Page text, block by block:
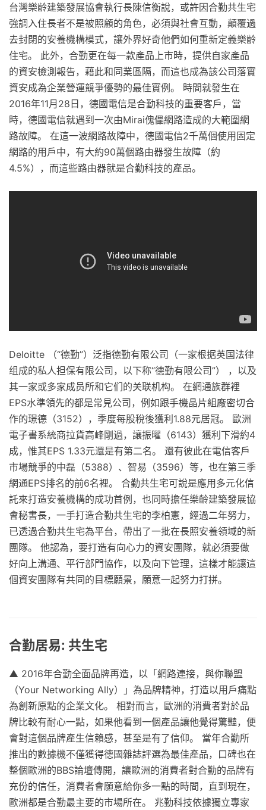
台灣樂齡建築發展協會執行長陳信衡說，或許因合勤共生宅
強調入住長者不是被照顧的角色，必須與社會互動，顛覆過
去封閉的安養機構模式，讓外界好奇他們如何重新定義樂齡
住宅。 此外，合勤更在每一款產品上市時，提供自家產品
的資安檢測報告，藉此和同業區隔，而這也成為該公司落實
資安成為企業營運競爭優勢的最佳實例。 時間就發生在
2016年11月28日，德國電信是合勤科技的重要客戶，當
時，德國電信就遇到一次由Mirai傀儡網路造成的大範圍網
路故障。 在這一波網路故障中，德國電信2千萬個使用固定
網路的用戶中，有大約90萬個路由器發生故障（約
4.5%），而這些路由器就是合勤科技的產品。
Deloitte （“德勤”）泛指德勤有限公司（一家根据英国法律
组成的私人担保有限公司，以下称“德勤有限公司”） ，以及
其一家或多家成员所和它们的关联机构。 在網通族群裡
EPS水準領先的都是常見公司，例如跟手機晶片組廠密切合
作的璟德（3152），季度每股稅後獲利1.88元居冠。 歐洲
電子書系統商拉貨高峰剛過，讓振曜（6143）獲利下滑約4
成，惟其EPS 1.33元還是有第二名。 還有彼此在電信客戶
市場競爭的中磊（5388）、智易（3596）等，也在第三季
網通EPS排名的前6名裡。 合勤共生宅可說是應用多元化信
託來打造安養機構的成功首例，也同時擔任樂齡建築發展協
會秘書長，一手打造合勤共生宅的李柏憲，經過二年努力，
已透過合勤共生宅為平台，帶出了一批在長照安養領域的新
團隊。 他認為，要打造有向心力的資安團隊，就必須要做
好向上溝通、平行部門協作，以及向下管理，這樣才能讓這
個資安團隊有共同的目標願景，願意一起努力打拼。
合勤居易: 共生宅
▲ 2016年合勤全面品牌再造，以「網路連接，與你聯盟
（Your Networking Ally）」為品牌精神，打造以用戶痛點
為創新原點的企業文化。 相對而言，歐洲的消費者對於品
牌比較有耐心一點，如果他看到一個產品讓他覺得驚豔，便
會對這個品牌產生信賴感，甚至是有了信仰。 當年合勤所
推出的數據機不僅獲得德國雜誌評選為最佳產品，口碑也在
整個歐洲的BBS論壇傳開，讓歐洲的消費者對合勤的品牌有
充份的信任，消費者會願意給你多一點的時間，直到現在，
歐洲都是合勤最主要的市場所在。 兆勤科技依據獨立專家